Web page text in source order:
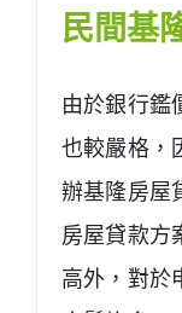
民間基
由於銀行鑑
也較嚴格，
辦基隆房屋
房屋貸款方
高外，對於